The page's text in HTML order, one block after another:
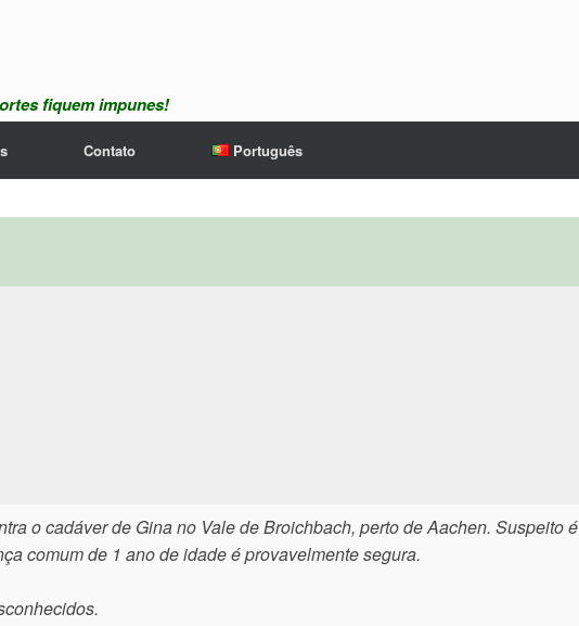
fiquem impunes!
Contato Português
o cadáver de Gina no Vale de Broichbach, perto de Aachen. Suspeito é
comum de 1 ano de idade é provavelmente segura.